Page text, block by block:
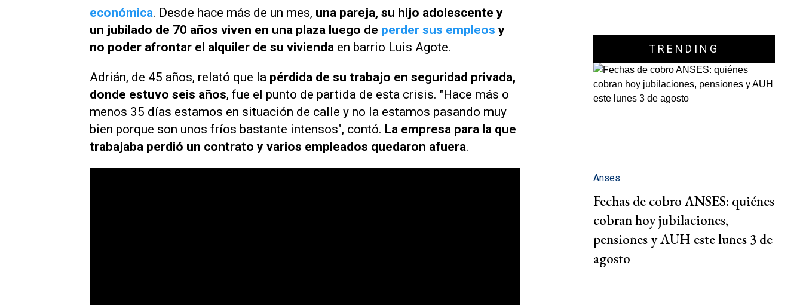
económica. Desde hace más de un mes, una pareja, su hijo adolescente y
un jubilado de 70 años viven en una plaza luego de perder sus empleos y
no poder afrontar el alquiler de su vivienda en barrio Luis Agote.
Adrián, de 45 años, relató que la pérdida de su trabajo en seguridad privada,
donde estuvo seis años, fue el punto de partida de esta crisis. "Hace más o
menos 35 días estamos en situación de calle y no la estamos pasando muy
bien porque son unos fríos bastante intensos", contó. La empresa para la que
trabajaba perdió un contrato y varios empleados quedaron afuera.
TRENDING
Anses
Fechas de cobro ANSES: quiénes
cobran hoy jubilaciones,
pensiones y AUH este lunes 3 de
agosto